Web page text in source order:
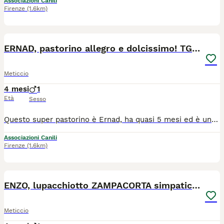
Firenze (1.6km)
ERNAD, pastorino allegro e dolcissimo! TG MEDIA
Meticcio
4 mesi
Età
1
Sesso
Questo super pastorino è Ernad, ha quasi 5 mesi ed è una taglia media (23-24kg ca da adulto). Già dalle foto potete vedere che è un portatore di gioia: sfoggia sempre un enorme sorriso e delle espressioni buffissime, che rispecchiano il suo spirito felicione, allegro e pieno di vita. E' di una simpatia unica! Ha un carattere splendido, è socievolissimo e dispensa amore, felicità e feste stratosferiche a chiunque incontri: è un raggio di sole a quattro zampe, pronto a rallegrarmi le giornate e la vita. E' affettuosissimo, ama follemente grattini e carezze, è di una dolcezza disarmante. E' buonissimo con tutti, umani e animali, un pacioccone assoluto. Ernad si trova in canile e pubblichiamo questo appello con una grande urgenza perché sappiamo che se non troverà una famiglia ora che è ancora cucciolo, in poco tempo le sue possibilità di uscire da quel triste box scompariranno. Merita di crescere in una casa, circondato dall'amore che lui regala a tutti, ma che non ha mai ricevuto. - Qui mettiamo qualche foto ma se interessati contattateci e vi manderemo anche dei video, così potrete vederlo in tutta la sua simpatia e dolcezza. Cerca casa in TOSCANA. Se siete interessati contattateci via WHATSAPP al 3890452494. Mandateci un messaggio di presentazione (raccontandoci un po' di voi, di dove vivrebbe e della vita che farebbe in vostra compagnia). Vi richiameremo.
Associazioni Canili
Firenze (1.6km)
ENZO, lupacchiotto ZAMPACORTA simpaticissimo!
Meticcio